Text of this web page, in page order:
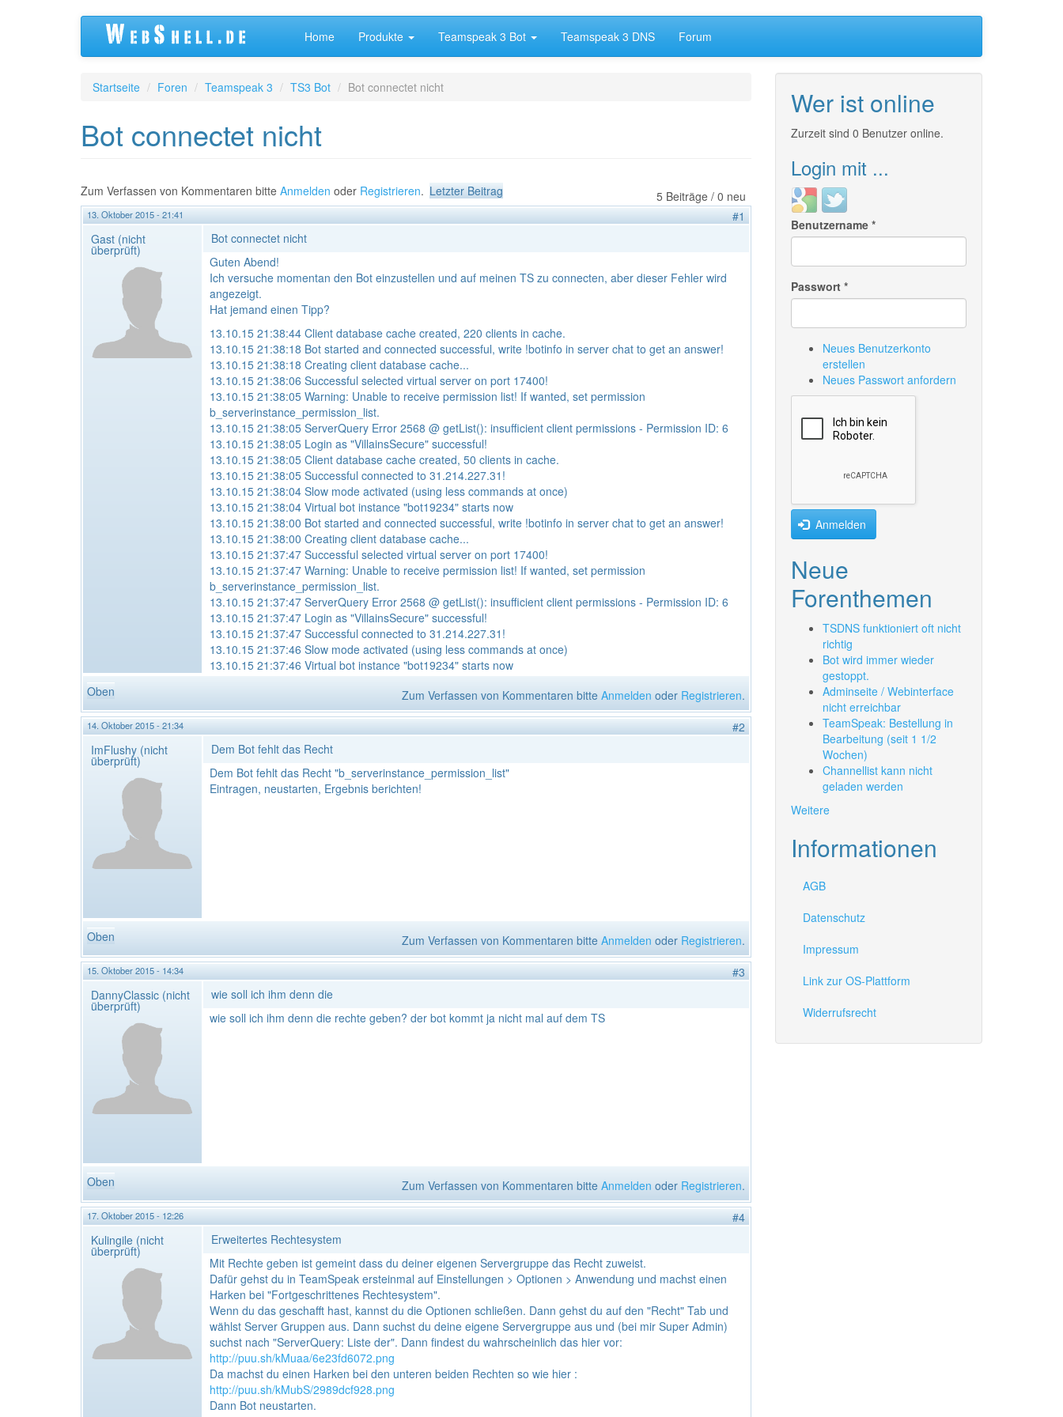
Home Produkte Teamspeak 3 Bot Teamspeak 3 DNS Forum
Startseite Foren Teamspeak 3 TS3 Bot Bot connectet nicht
Bot connectet nicht
5 Beiträge / 0 neu
Zum Verfassen von Kommentaren bitte Anmelden oder Registrieren. Letzter Beitrag
13. Oktober 2015 - 21:41
#1
Gast (nicht
überprüft)
Bot connectet nicht
Guten Abend!
Ich versuche momentan den Bot einzustellen und auf meinen TS zu connecten, aber dieser Fehler wird
angezeigt.
Hat jemand einen Tipp?
13.10.15 21:38:44 Client database cache created, 220 clients in cache.
13.10.15 21:38:18 Bot started and connected successful, write !botinfo in server chat to get an answer!
13.10.15 21:38:18 Creating client database cache...
13.10.15 21:38:06 Successful selected virtual server on port 17400!
13.10.15 21:38:05 Warning: Unable to receive permission list! If wanted, set permission
b_serverinstance_permission_list.
13.10.15 21:38:05 ServerQuery Error 2568 @ getList(): insufficient client permissions - Permission ID: 6
13.10.15 21:38:05 Login as "VillainsSecure" successful!
13.10.15 21:38:05 Client database cache created, 50 clients in cache.
13.10.15 21:38:05 Successful connected to 31.214.227.31!
13.10.15 21:38:04 Slow mode activated (using less commands at once)
13.10.15 21:38:04 Virtual bot instance "bot19234" starts now
13.10.15 21:38:00 Bot started and connected successful, write !botinfo in server chat to get an answer!
13.10.15 21:38:00 Creating client database cache...
13.10.15 21:37:47 Successful selected virtual server on port 17400!
13.10.15 21:37:47 Warning: Unable to receive permission list! If wanted, set permission
b_serverinstance_permission_list.
13.10.15 21:37:47 ServerQuery Error 2568 @ getList(): insufficient client permissions - Permission ID: 6
13.10.15 21:37:47 Login as "VillainsSecure" successful!
13.10.15 21:37:47 Successful connected to 31.214.227.31!
13.10.15 21:37:46 Slow mode activated (using less commands at once)
13.10.15 21:37:46 Virtual bot instance "bot19234" starts now
Oben
Zum Verfassen von Kommentaren bitte Anmelden oder Registrieren.
14. Oktober 2015 - 21:34
#2
ImFlushy (nicht
überprüft)
Dem Bot fehlt das Recht
Dem Bot fehlt das Recht "b_serverinstance_permission_list"
Eintragen, neustarten, Ergebnis berichten!
Oben Zum Verfassen von Kommentaren bitte Anmelden oder Registrieren.
15. Oktober 2015 - 14:34
#3
DannyClassic (nicht
überprüft)
wie soll ich ihm denn die
wie soll ich ihm denn die rechte geben? der bot kommt ja nicht mal auf dem TS
Oben Zum Verfassen von Kommentaren bitte Anmelden oder Registrieren.
17. Oktober 2015 - 12:26
#4
Kulingile (nicht
überprüft)
Erweitertes Rechtesystem
Mit Rechte geben ist gemeint dass du deiner eigenen Servergruppe das Recht zuweist.
Dafür gehst du in TeamSpeak ersteinmal auf Einstellungen > Optionen > Anwendung und machst einen
Harken bei "Fortgeschrittenes Rechtesystem".
Wenn du das geschafft hast, kannst du die Optionen schließen. Dann gehst du auf den "Recht" Tab und
wählst Server Gruppen aus. Dann suchst du deine eigene Servergruppe aus und (bei mir Super Admin)
suchst nach "ServerQuery: Liste der". Dann findest du wahrscheinlich das hier vor:
http://puu.sh/kMuaa/6e23fd6072.png
Da machst du einen Harken bei den unteren beiden Rechten so wie hier :
http://puu.sh/kMubS/2989dcf928.png
Dann Bot neustarten.
Wer ist online
Zurzeit sind 0 Benutzer online.
Login mit ...
Login
with
Google
Login
with
Twitter
Benutzername *
Passwort *
Neues Benutzerkonto
erstellen
Neues Passwort anfordern
Anmelden
Neue
Forenthemen
TSDNS funktioniert oft nicht
richtig
Bot wird immer wieder
gestoppt.
Adminseite / Webinterface
nicht erreichbar
TeamSpeak: Bestellung in
Bearbeitung (seit 1 1/2
Wochen)
Channellist kann nicht
geladen werden
Weitere
Informationen
AGB
Datenschutz
Impressum
Link zur OS-Plattform
Widerrufsrecht